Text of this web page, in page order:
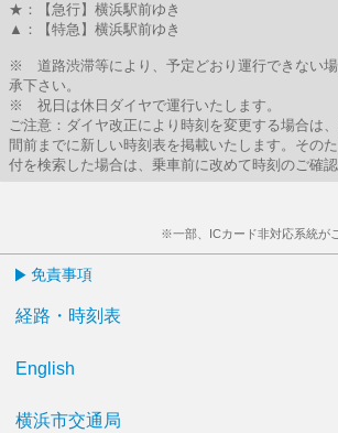
★：【急行】横浜駅前ゆき
▲：【特急】横浜駅前ゆき
※ 道路渋滞等により、予定どおり運行できない場
承下さい。
※ 祝日は休日ダイヤで運行いたします。
ご注意：ダイヤ改正により時刻を変更する場合は
間前までに新しい時刻表を掲載いたします。その
付を検索した場合は、乗車前に改めて時刻のご確認
※一部、ICカード非対応系統が
免責事項
経路・時刻表
English
横浜市交通局